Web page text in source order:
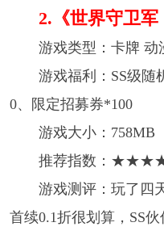
2. 《世界守卫军
游戏类型：卡牌 动
游戏福利：SS级随
0、限定招募券*100
游戏大小：758MB
推荐指数：
游戏测评：玩了四
首续0.1折很划算，SS